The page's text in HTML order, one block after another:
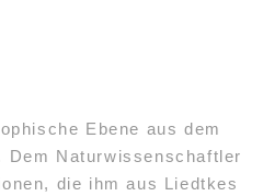
Ebene aus dem
Naturwissenschaftler
die ihm aus Liedtkes